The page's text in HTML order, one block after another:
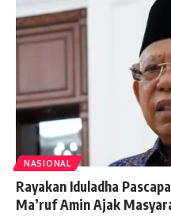
NASIONAL
Rayakan Iduladha
Ma’ruf Amin Ajak